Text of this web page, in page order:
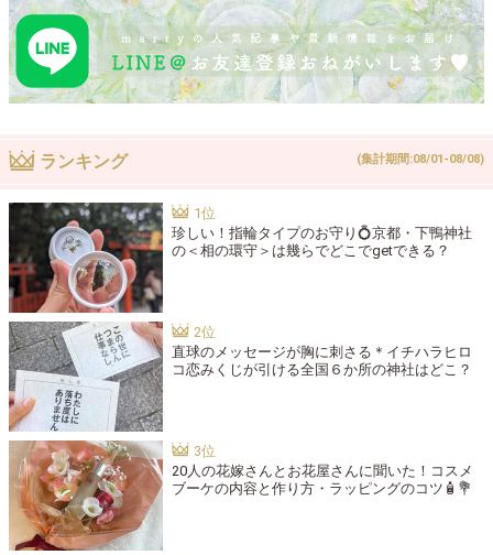
ランキング (集計期間:08/01-08/08)
珍しい！指輪タイプのお守り💍京都・下鴨神社
の＜相の環守＞は幾らでどこでgetできる？
直球のメッセージが胸に刺さる＊イチハラヒロ
コ恋みくじが引ける全国６か所の神社はどこ？
20人の花嫁さんとお花屋さんに聞いた！コスメ
ブーケの内容と作り方・ラッピングのコツ🧴💐